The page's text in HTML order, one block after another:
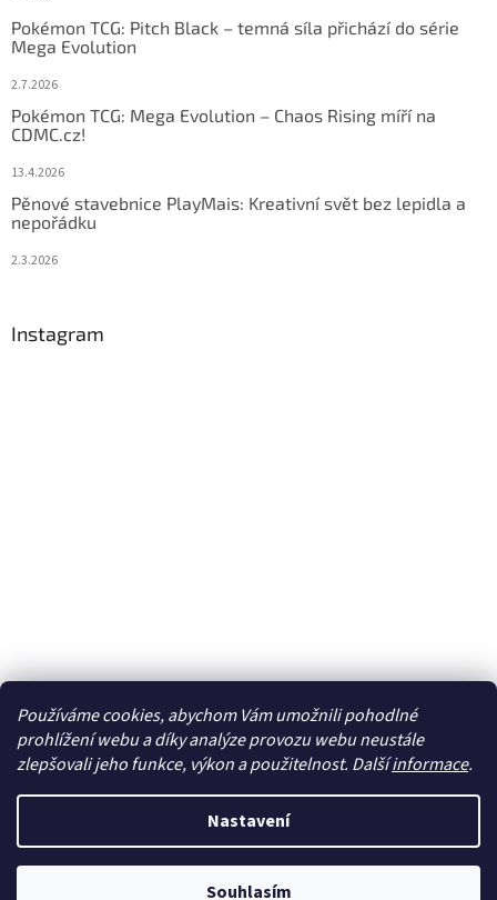
Používáme cookies, abychom Vám umožnili pohodlné
prohlížení webu a díky analýze provozu webu neustále
zlepšovali jeho funkce, výkon a použitelnost. Dalšíinformace.
Nastavení
Souhlasím
Pokémon TCG: Pitch Black – temná síla přichází do série
Mega Evolution
2.7.2026
Pokémon TCG: Mega Evolution – Chaos Rising míří na
CDMC.cz!
13.4.2026
Pěnové stavebnice PlayMais: Kreativní svět bez lepidla a
nepořádku
2.3.2026
Instagram
Sledovat na Instagramu
Copyright 2026cdmc.cz. Všechna práva vyhrazena.Upravit
nastavení cookies